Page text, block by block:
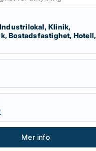
Klinik,
Bostadsfastighet, Hotell,
Mer info